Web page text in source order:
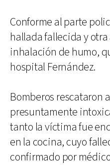
Conforme al parte
hallada fallecida y
inhalación de humo,
hospital Fernández.
Bomberos rescataron
presuntamente
tanto la víctima fue
en la cocina, cuyo
confirmado por